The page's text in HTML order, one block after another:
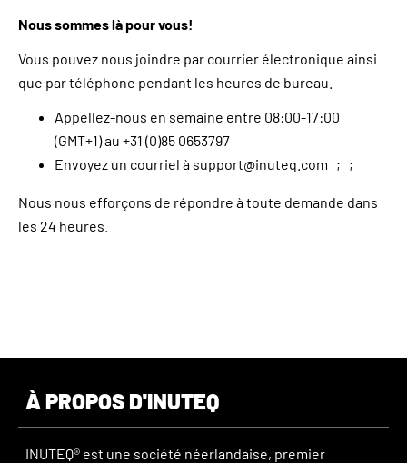
Nous sommes là pour vous!
Vous pouvez nous joindre par courrier électronique ainsi
que par téléphone pendant les heures de bureau.
Appellez-nous en semaine entre 08:00-17:00
(GMT+1) au +31 (0)85 0653797
Envoyez un courriel à support@inuteq.com ; ;
Nous nous efforçons de répondre à toute demande dans
les 24 heures.
À PROPOS D'INUTEQ
INUTEQ® est une société néerlandaise, premier